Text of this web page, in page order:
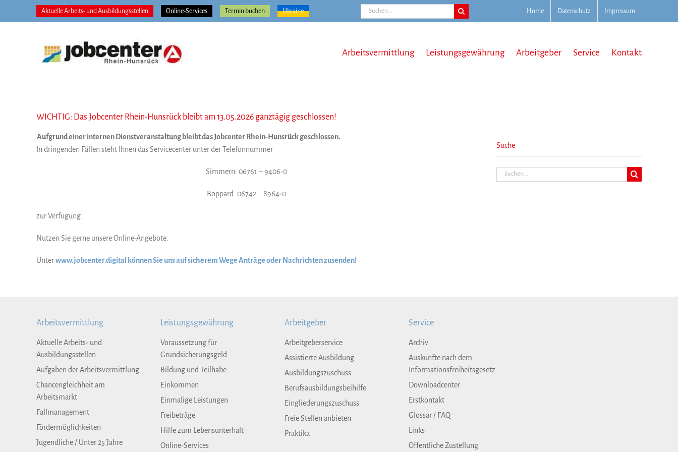
Aktuelle Arbeits- und Ausbildungsstellen Online-Services Termin buchen Ukraine
Suche
nach:
Home Datenschutz Impressum
Arbeitsvermittlung Leistungsgewährung Arbeitgeber Service Kontakt
WICHTIG: Das Jobcenter Rhein-Hunsrück bleibt am 13.05.2026 ganztägig geschlossen!
Aufgrund einer internen Dienstveranstaltung bleibt das Jobcenter Rhein-Hunsrück geschlossen.
In dringenden Fällen steht Ihnen das Servicecenter unter der Telefonnummer
Simmern: 06761 – 9406-0
Boppard: 06742 – 8964-0
zur Verfügung.
Nutzen Sie gerne unsere Online-Angebote.
Unterwww.jobcenter.digital können Sie uns auf sicherem Wege Anträge oder Nachrichten zusenden!
Suche
Suche
Arbeitsvermittlung
Aktuelle Arbeits- und
Ausbildungsstellen
Aufgaben der Arbeitsvermittlung
Chancengleichheit am
Arbeitsmarkt
Fallmanagement
Fördermöglichkeiten
Jugendliche / Unter 25 Jahre
Leistungsgewährung
Voraussetzung für
Grundsicherungsgeld
Bildung und Teilhabe
Einkommen
Einmalige Leistungen
Freibeträge
Hilfe zum Lebensunterhalt
Online-Services
Arbeitgeber
Arbeitgeberservice
Assistierte Ausbildung
Ausbildungszuschuss
Berufsausbildungsbeihilfe
Eingliederungszuschuss
Freie Stellen anbieten
Praktika
Service
Archiv
Auskünfte nach dem
Informationsfreiheitsgesetz
Downloadcenter
Erstkontakt
Glossar / FAQ
Links
Öffentliche Zustellung